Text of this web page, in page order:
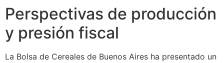
Perspectivas de producción
y presión fiscal
La Bolsa de Cereales de Buenos Aires ha presentado un